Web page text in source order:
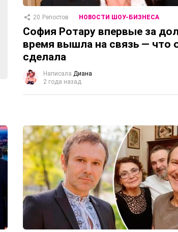
20 Репостов НОВОСТИ ШОУ-БИЗНЕСА
София Ротару впервые за
время вышла на связь — что
сделала
Написала Диана
2 года назад